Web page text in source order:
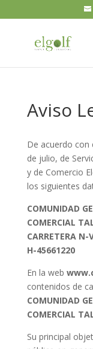
Aviso
De acuerdo con
de julio, de
y de Comercio
los siguientes
COMUNIDAD
COMERCIAL
CARRETERA
H-45661220
En la web
contenidos de
COMUNIDAD
COMERCIAL
Su principal